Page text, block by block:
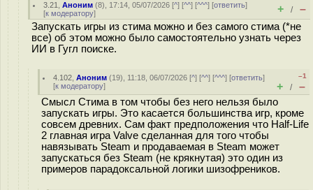
3.21 ,Аноним (8), 17:14, 05/07/2026 [^] [^^] [^^^] [ответить]
[к модератору] + / –
Запускать игры из стима можно и без самого стима (*не
все) об этом можно было самостоятельно узнать через
ИИ в Гугл поиске.
4.102 ,Аноним (19), 11:18, 06/07/2026 [^] [^^] [^^^] [ответить]
[к модератору]
–1
+ / –
Смысл Стима в том чтобы без него нельзя было
запускать игры. Это касается большинства игр, кроме
совсем древних. Сам факт предположения что Half-Life
2 главная игра Valve сделанная для того чтобы
навязывать Steam и продаваемая в Steam может
запускаться без Steam (не крякнутая) это один из
примеров парадоксальной логики шизофреников.